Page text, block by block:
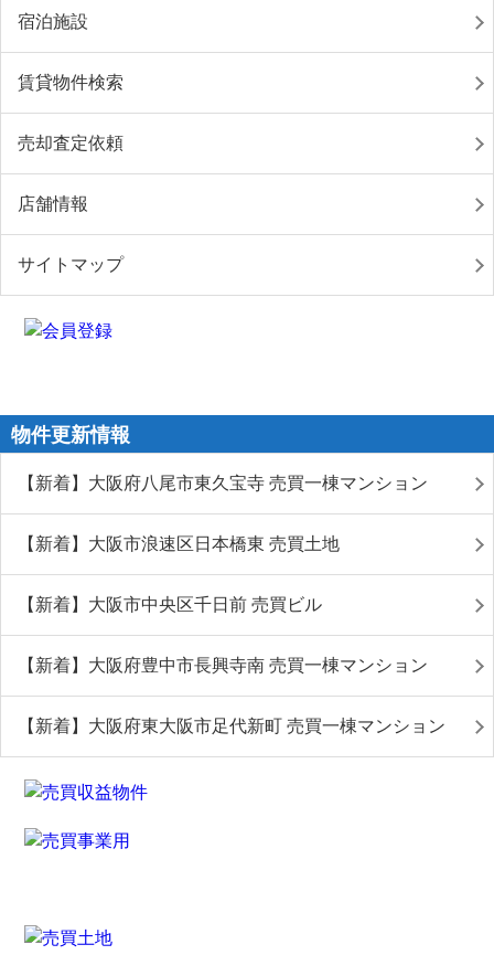
宿泊施設
賃貸物件検索
売却査定依頼
店舗情報
サイトマップ
物件更新情報
【新着】大阪府八尾市東久宝寺 売買一棟マンション
【新着】大阪市浪速区日本橋東 売買土地
【新着】大阪市中央区千日前 売買ビル
【新着】大阪府豊中市長興寺南 売買一棟マンション
【新着】大阪府東大阪市足代新町 売買一棟マンション